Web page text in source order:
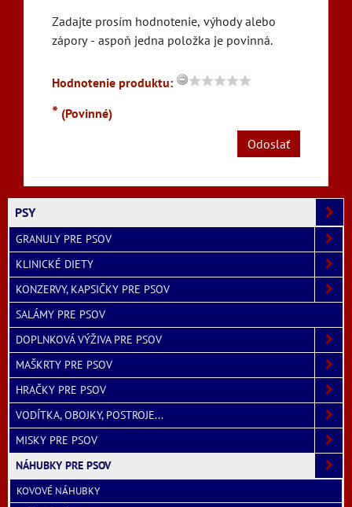
Zadajte prosím hodnotenie, výhody alebo
zápory - aspoň jedna položka je povinná.
Hodnotenie produktu:
* (Povinné)
Odoslať
PSY
GRANULY PRE PSOV
KLINICKÉ DIETY
KONZERVY, KAPSIČKY PRE PSOV
SALÁMY PRE PSOV
DOPLNKOVÁ VÝŽIVA PRE PSOV
MAŠKRTY PRE PSOV
HRAČKY PRE PSOV
VODÍTKA, OBOJKY, POSTROJE...
MISKY PRE PSOV
NÁHUBKY PRE PSOV
KOVOVÉ NÁHUBKY